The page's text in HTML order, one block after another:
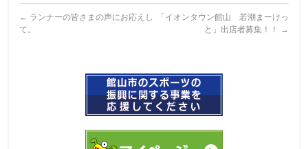
← ランナーの皆さまの声にお応えし
て。
「イオンタウン館山 若潮まーけっ
と」出店者募集！！
→